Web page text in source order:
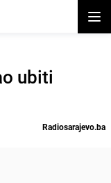
ubiti
Radiosarajevo.ba